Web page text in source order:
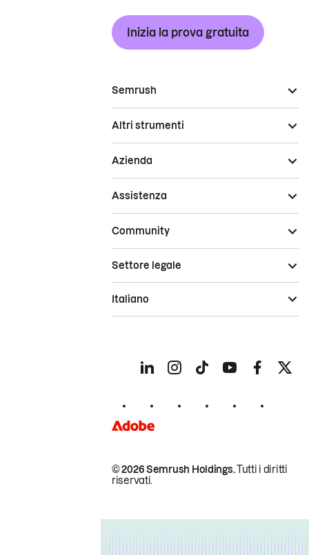
Inizia la prova gratuita
Semrush
Altri strumenti
Azienda
Assistenza
Community
© 2026 Semrush Holdings.Tutti i diritti
riservati.
Settore legale
Italiano